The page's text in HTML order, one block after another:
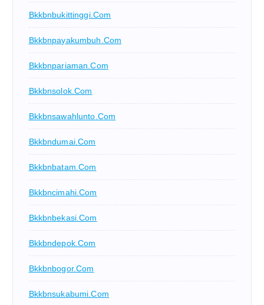
Bkkbnbukittinggi.com
Bkkbnpayakumbuh.com
Bkkbnpariaman.com
Bkkbnsolok.com
Bkkbnsawahlunto.com
Bkkbndumai.com
Bkkbnbatam.com
Bkkbncimahi.com
Bkkbnbekasi.com
Bkkbndepok.com
Bkkbnbogor.com
Bkkbnsukabumi.com